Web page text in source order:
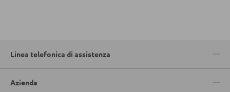
Linea telefonica di assistenza
Azienda